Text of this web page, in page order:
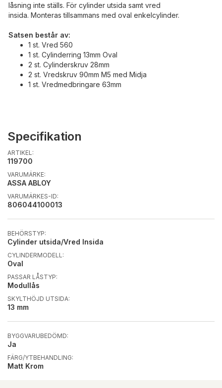
låsning inte ställs. För cylinder utsida samt vred
insida. Monteras tillsammans med oval enkelcylinder.
Satsen består av:
1 st. Vred 560
1 st. Cylinderring 13mm Oval
2 st. Cylinderskruv 28mm
2 st. Vredskruv 90mm M5 med Midja
1 st. Vredmedbringare 63mm
Specifikation
ARTIKEL:
119700
VARUMÄRKE:
ASSA ABLOY
VARUMÄRKES-ID:
806044100013
BEHÖRSTYP:
Cylinder utsida/Vred Insida
CYLINDERMODELL:
Oval
PASSAR LÅSTYP:
Modullås
SKYLTHÖJD UTSIDA:
13 mm
BYGGVARUBEDÖMD:
Ja
FÄRG/YTBEHANDLING:
Matt Krom